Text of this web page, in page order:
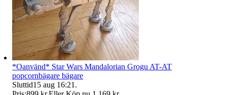
*Oanvänd* Star Wars Mandalorian Grogu AT-AT
popcornbägare bägare
Sluttid15 aug 16:21 .